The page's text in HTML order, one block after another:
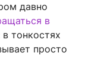
давно
в
тонкостях
просто